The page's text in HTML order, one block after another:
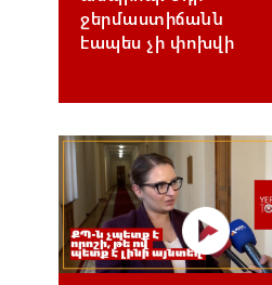
ջերմաստիճանն
էապես չի փոխվի